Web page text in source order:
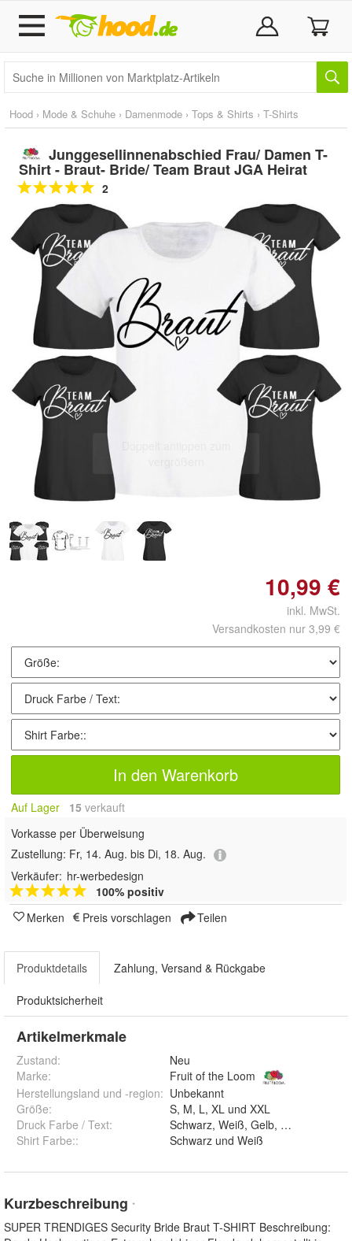
Hood › Mode & Schuhe › Damenmode › Tops & Shirts › T-Shirts
Junggesellinnenabschied Frau/ Damen T-
Shirt - Braut- Bride/ Team Braut JGA Heirat
2
10,99 €
inkl. MwSt.
Versandkosten nur 3,99 €
In den Warenkorb
Auf Lager 15 verkauft
Vorkasse per Überweisung
Zustellung: Fr, 14. Aug. bis Di, 18. Aug.
Verkäufer: hr-werbedesign
100% positiv
Merken
Preis vorschlagen Teilen
Produktdetails Zahlung, Versand & Rückgabe
Produktsicherheit
Artikelmerkmale
Zustand:
Neu
Marke:
Fruit of the Loom
Herstellungsland und -region: Unbekannt
Größe:
S, M, L, XL und XXL
Druck Farbe / Text:
Shirt Farbe:: Schwarz und Weiß
Kurzbeschreibung *
SUPER TRENDIGES Security Bride Braut T-SHIRT Beschreibung: